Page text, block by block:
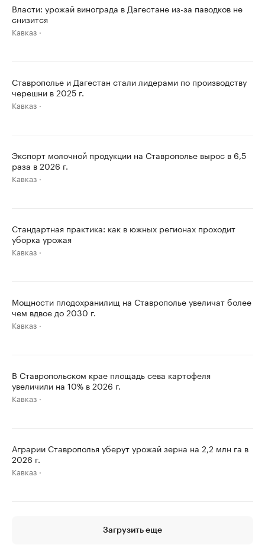
Власти: урожай винограда в Дагестане из-за паводков не
снизится
Кавказ
Ставрополье и Дагестан стали лидерами по производству
черешни в 2025 г.
Кавказ
Экспорт молочной продукции на Ставрополье вырос в 6,5
раза в 2026 г.
Кавказ
Стандартная практика: как в южных регионах проходит
уборка урожая
Кавказ
Мощности плодохранилищ на Ставрополье увеличат более
чем вдвое до 2030 г.
Кавказ
В Ставропольском крае площадь сева картофеля
увеличили на 10% в 2026 г.
Кавказ
Аграрии Ставрополья уберут урожай зерна на 2,2 млн га в
2026 г.
Кавказ
Загрузить еще